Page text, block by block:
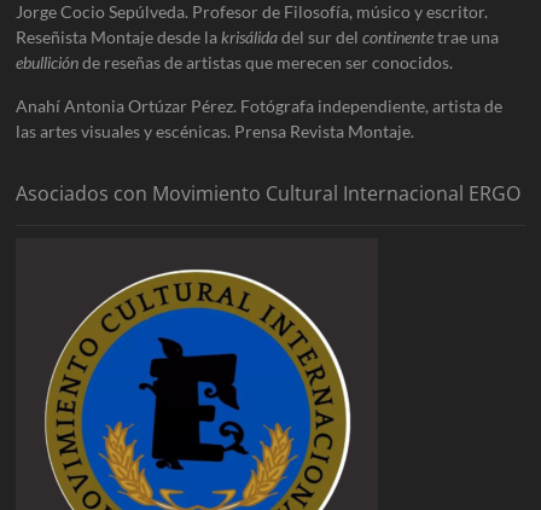
Jorge Cocio Sepúlveda. Profesor de Filosofía, músico y escritor.
Reseñista Montaje desde lakrisálidadel sur delcontinentetrae una
ebulliciónde reseñas de artistas que merecen ser conocidos.
Anahí Antonia Ortúzar Pérez. Fotógrafa independiente, artista de
las artes visuales y escénicas. Prensa Revista Montaje.
Asociados con Movimiento Cultural Internacional ERGO